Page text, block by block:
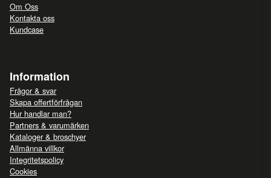
Om Oss
Kontakta oss
Kundcase
Information
Frågor & svar
Skapa offertförfrågan
Hur handlar man?
Partners & varumärken
Kataloger & broschyer
Allmänna villkor
Integritetspolicy
Cookies